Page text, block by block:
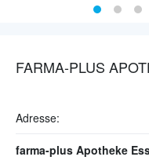
FARMA-PLUS
Adresse: